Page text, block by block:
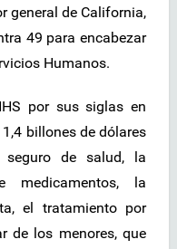
general de California,
49 para encabezar
Humanos.
por sus siglas en
billones de dólares
de salud, la
medicamentos, la
el tratamiento por
de los menores, que